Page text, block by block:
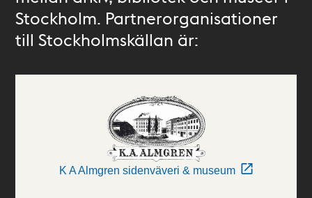
Stockholm. Partnerorganisationer
till Stockholmskällan är:
K A Almgren sidenväveri & museum